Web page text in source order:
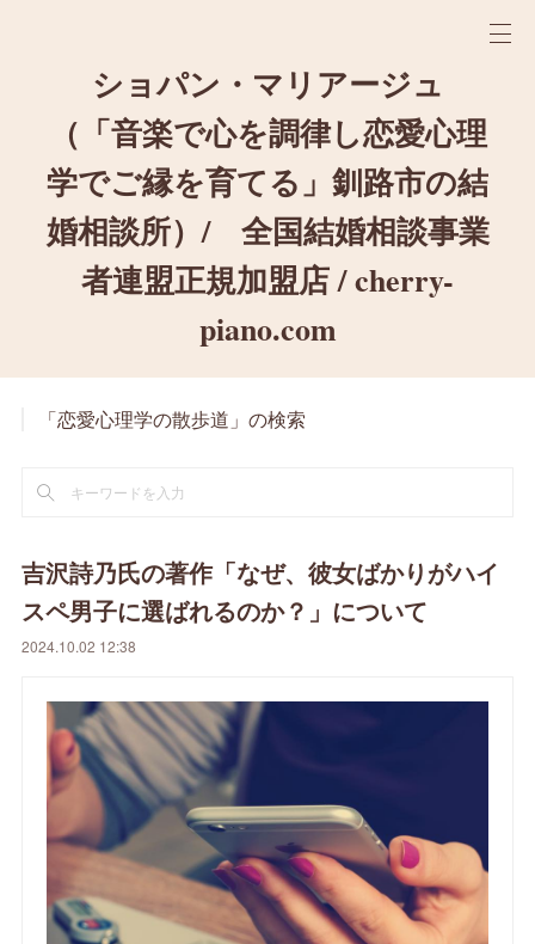
ショパン・マリアージュ
（「音楽で心を調律し恋愛心理
学でご縁を育てる」釧路市の結
婚相談所）/ 全国結婚相談事業
者連盟正規加盟店 / cherry-
piano.com
「恋愛心理学の散歩道」の検索
吉沢詩乃氏の著作「なぜ、彼女ばかりがハイ
スペ男子に選ばれるのか？」について
2024.10.02 12:38